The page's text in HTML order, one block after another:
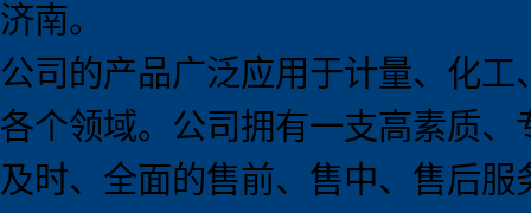
济南。
公司的产品广泛应用于计量、化
各个领域。公司拥有一支高素质
及时、全面的售前、售中、售后服